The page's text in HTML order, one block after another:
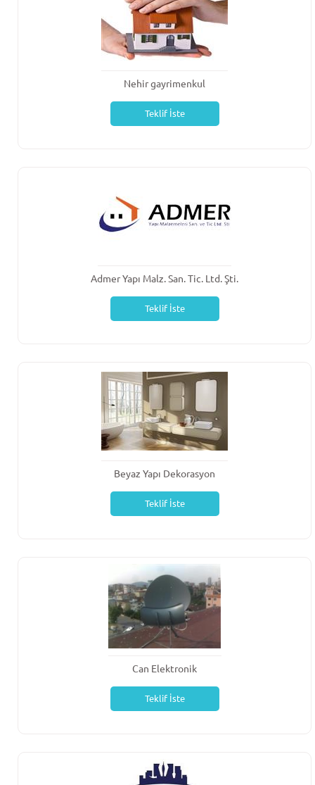
Nehir gayrimenkul
Teklif İste
Admer Yapı Malz. San. Tic. Ltd. Şti.
Teklif İste
Beyaz Yapı Dekorasyon
Teklif İste
Can Elektronik
Teklif İste